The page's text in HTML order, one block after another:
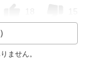
15
ません。